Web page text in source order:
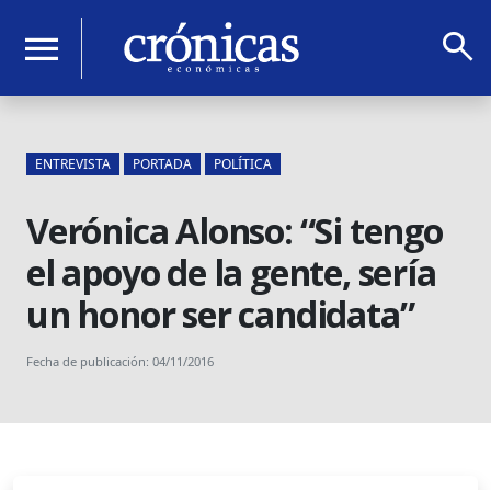
menu search
ENTREVISTA PORTADA POLÍTICA
Verónica Alonso: “Si tengo
el apoyo de la gente, sería
un honor ser candidata”
Fecha de publicación: 04/11/2016